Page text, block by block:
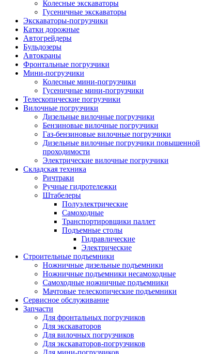
Колесные экскаваторы
Гусеничные экскаваторы
Экскаваторы-погрузчики
Катки дорожные
Автогрейдеры
Бульдозеры
Автокраны
Фронтальные погрузчики
Мини-погрузчики
Колесные мини-погрузчики
Гусеничные мини-погрузчики
Телескопические погрузчики
Вилочные погрузчики
Дизельные вилочные погрузчики
Бензиновые вилочные погрузчики
Газ-бензиновые вилочные погрузчики
Дизельные вилочные погрузчики повышенной
проходимости
Электрические вилочные погрузчики
Складская техника
Ричтраки
Ручные гидротележки
Штабелеры
Полуэлектрические
Самоходные
Транспортировщики паллет
Подъемные столы
Гидравлические
Электрические
Строительные подъемники
Ножничные дизельные подъемники
Ножничные подъемники несамоходные
Самоходные ножничные подъемники
Мачтовые телескопические подъемники
Сервисное обслуживание
Запчасти
Для фронтальных погрузчиков
Для экскаваторов
Для вилочных погрузчиков
Для экскаваторов-погрузчиков
Для мини-погрузчиков